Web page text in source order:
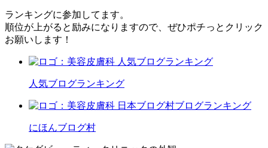
ランキングに参加してます。
順位が上がると励みになりますので、ぜひポチっとクリック
お願いします！
人気ブログランキング
にほんブログ村